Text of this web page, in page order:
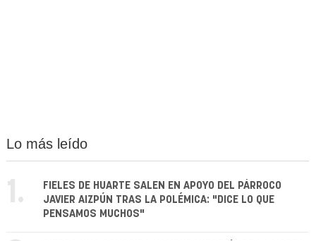
Lo más leído
1.
FIELES DE HUARTE SALEN EN APOYO DEL PÁRROCO
JAVIER AIZPÚN TRAS LA POLÉMICA: "DICE LO QUE
PENSAMOS MUCHOS"